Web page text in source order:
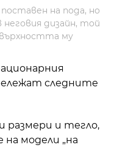
на пода, но
неговия дизайн, той
му
следните
размери и тегло,
модели „на